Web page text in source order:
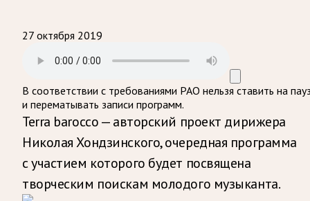
27 октября 2019
В соответствии с требованиями РАО нельзя ставить на
и перематывать записи программ.
Terra barocco — ­авторский проект дирижера
Николая Хондзинского, очередная программа
с участием которого будет посвящена
творческим поискам молодого музыканта.